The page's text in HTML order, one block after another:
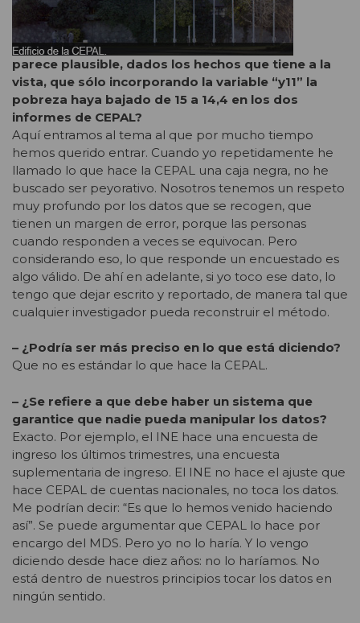
parece plausible, dados los hechos que tiene a la
vista, que sólo incorporando la variable “y11” la
pobreza haya bajado de 15 a 14,4 en los dos
informes de CEPAL?
Aquí entramos al tema al que por mucho tiempo
hemos querido entrar. Cuando yo repetidamente he
llamado lo que hace la CEPAL una caja negra, no he
buscado ser peyorativo. Nosotros tenemos un respeto
muy profundo por los datos que se recogen, que
tienen un margen de error, porque las personas
cuando responden a veces se equivocan. Pero
considerando eso, lo que responde un encuestado es
algo válido. De ahí en adelante, si yo toco ese dato, lo
tengo que dejar escrito y reportado, de manera tal que
cualquier investigador pueda reconstruir el método.
– ¿Podría ser más preciso en lo que está diciendo?
Que no es estándar lo que hace la CEPAL.
– ¿Se refiere a que debe haber un sistema que
garantice que nadie pueda manipular los datos?
Exacto. Por ejemplo, el INE hace una encuesta de
ingreso los últimos trimestres, una encuesta
suplementaria de ingreso. El INE no hace el ajuste que
hace CEPAL de cuentas nacionales, no toca los datos.
Me podrían decir: “Es que lo hemos venido haciendo
así”. Se puede argumentar que CEPAL lo hace por
encargo del MDS. Pero yo no lo haría. Y lo vengo
diciendo desde hace diez años: no lo haríamos. No
está dentro de nuestros principios tocar los datos en
ningún sentido.